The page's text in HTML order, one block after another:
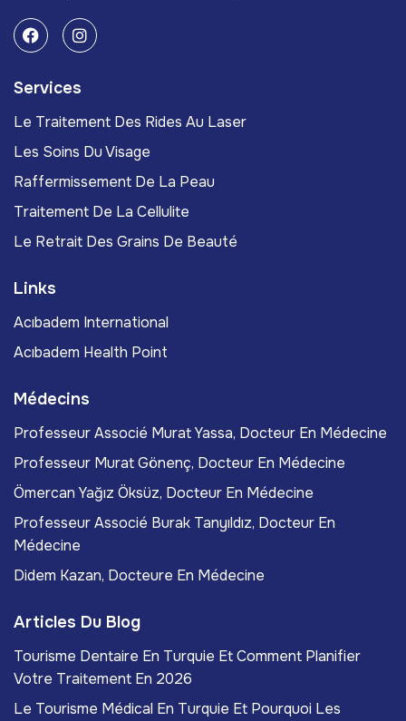
Services
Le Traitement Des Rides Au Laser
Les Soins Du Visage
Raffermissement De La Peau
Traitement De La Cellulite
Le Retrait Des Grains De Beauté
Links
Acıbadem International
Acıbadem Health Point
Médecins
Professeur Associé Murat Yassa, Docteur En Médecine
Professeur Murat Gönenç, Docteur En Médecine
Ömercan Yağız Öksüz, Docteur En Médecine
Professeur Associé Burak Tanyıldız, Docteur En
Médecine
Didem Kazan, Docteure En Médecine
Articles Du Blog
Tourisme Dentaire En Turquie Et Comment Planifier
Votre Traitement En 2026
Le Tourisme Médical En Turquie Et Pourquoi Les